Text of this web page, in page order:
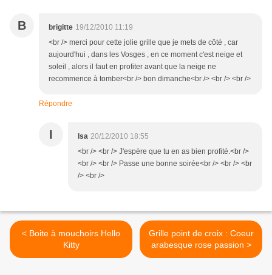
B brigitte 19/12/2010 11:19
<br /> merci pour cette jolie grille que je mets de côté , car
aujourd'hui , dans les Vosges , en ce moment c'est neige et
soleil , alors il faut en profiter avant que la neige ne
recommence à tomber<br /> bon dimanche<br /> <br /> <br />
Répondre
I Isa 20/12/2010 18:55
<br /> <br /> J'espère que tu en as bien profité.<br />
<br /> <br /> Passe une bonne soirée<br /> <br /> <br
/> <br />
< Boite à mouchoirs Hello
Kitty
Grille point de croix : Coeur
arabesque rose passion >